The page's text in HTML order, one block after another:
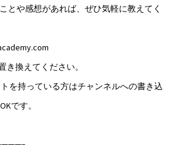
とや感想があれば、ぜひ気軽に教えてく
換えてください。
を持っている方はチャンネルへの書き込
です。